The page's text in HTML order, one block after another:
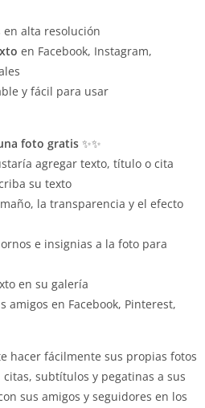
en alta resolución
en Facebook, Instagram,
y fácil para usar
foto gratis ✨✨
agregar texto, título o cita
su texto
la transparencia y el efecto
e insignias a la foto para
en su galería
amigos en Facebook, Pinterest,
hacer fácilmente sus propias fotos
subtítulos y pegatinas a sus
sus amigos y seguidores en los